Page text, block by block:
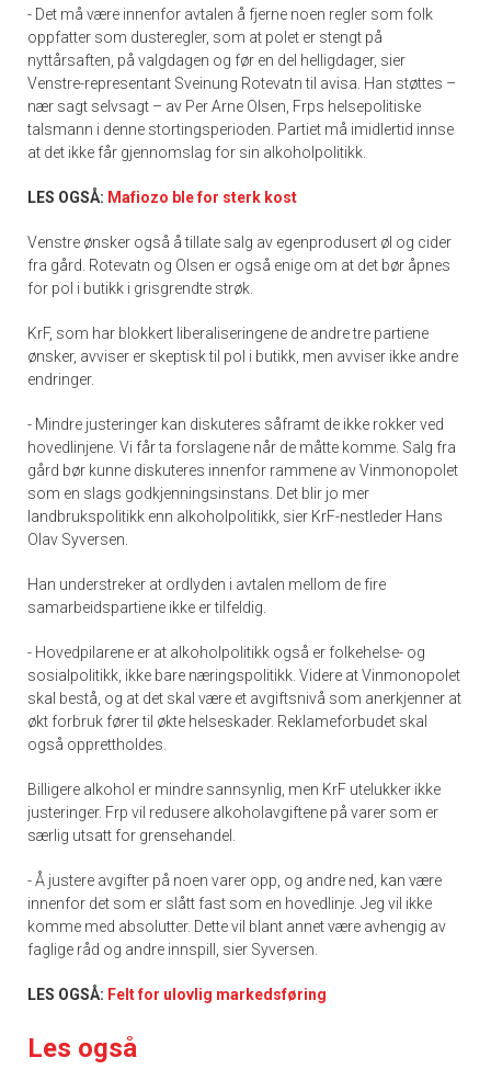
- Det må være innenfor avtalen å fjerne noen regler som folk
oppfatter som dusteregler, som at polet er stengt på
nyttårsaften, på valgdagen og før en del helligdager, sier
Venstre-representant Sveinung Rotevatn til avisa. Han støttes –
nær sagt selvsagt – av Per Arne Olsen, Frps helsepolitiske
talsmann i denne stortingsperioden. Partiet må imidlertid innse
at det ikke får gjennomslag for sin alkoholpolitikk.
LES OGSÅ: Mafiozo ble for sterk kost
Venstre ønsker også å tillate salg av egenprodusert øl og cider
fra gård. Rotevatn og Olsen er også enige om at det bør åpnes
for pol i butikk i grisgrendte strøk.
KrF, som har blokkert liberaliseringene de andre tre partiene
ønsker, avviser er skeptisk til pol i butikk, men avviser ikke andre
endringer.
- Mindre justeringer kan diskuteres såframt de ikke rokker ved
hovedlinjene. Vi får ta forslagene når de måtte komme. Salg fra
gård bør kunne diskuteres innenfor rammene av Vinmonopolet
som en slags godkjenningsinstans. Det blir jo mer
landbrukspolitikk enn alkoholpolitikk, sier KrF-nestleder Hans
Olav Syversen.
Han understreker at ordlyden i avtalen mellom de fire
samarbeidspartiene ikke er tilfeldig.
- Hovedpilarene er at alkoholpolitikk også er folkehelse- og
sosialpolitikk, ikke bare næringspolitikk. Videre at Vinmonopolet
skal bestå, og at det skal være et avgiftsnivå som anerkjenner at
økt forbruk fører til økte helseskader. Reklameforbudet skal
også opprettholdes.
Billigere alkohol er mindre sannsynlig, men KrF utelukker ikke
justeringer. Frp vil redusere alkoholavgiftene på varer som er
særlig utsatt for grensehandel.
- Å justere avgifter på noen varer opp, og andre ned, kan være
innenfor det som er slått fast som en hovedlinje. Jeg vil ikke
komme med absolutter. Dette vil blant annet være avhengig av
faglige råd og andre innspill, sier Syversen.
LES OGSÅ: Felt for ulovlig markedsføring
Les også